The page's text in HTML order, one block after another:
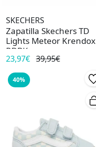
SKECHERS
Zapatilla Skechers TD
Lights Meteor Krendox
RDBK
23,97€ 39,95€
40%